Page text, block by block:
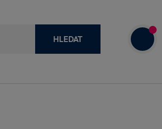
HLEDAT